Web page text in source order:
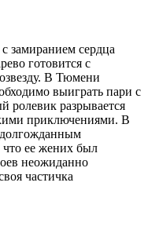
замиранием сердца
готовится с
В Тюмени
выиграть пари с
ролевик разрывается
приключениями. В
долгожданным
что ее жених был
неожиданно
частичка